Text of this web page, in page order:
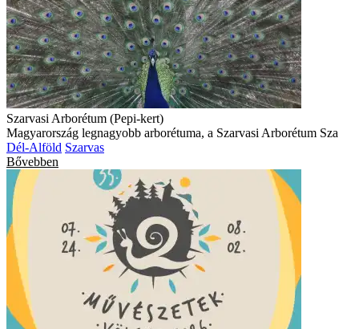
Szarvasi Arborétum (Pepi-kert)
Magyarország legnagyobb arborétuma, a Szarvasi Arborétum Sza
Dél-Alföld Szarvas
Bővebben